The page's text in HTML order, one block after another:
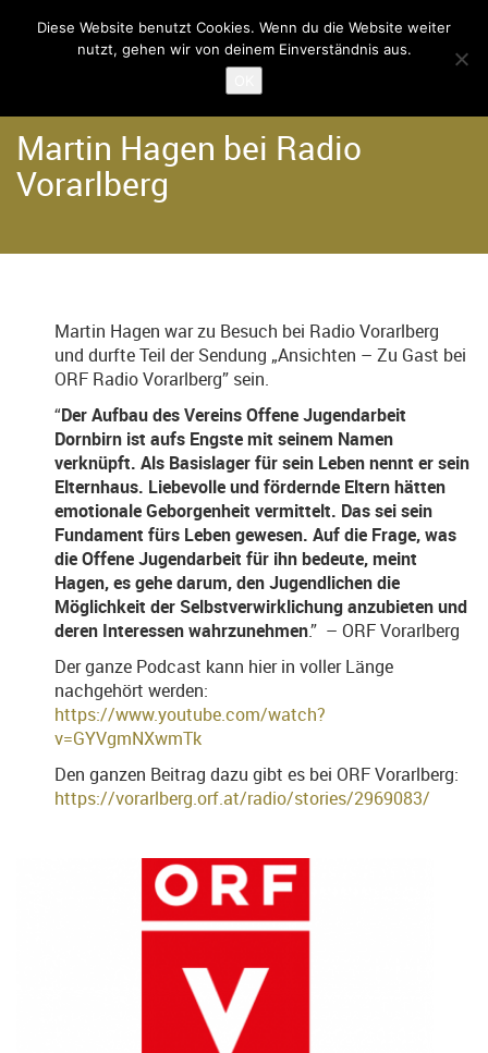
Der Verein
Martin Hagen bei Radio
Vorarlberg
Martin Hagen war zu Besuch bei Radio Vorarlberg
und durfte Teil der Sendung „Ansichten – Zu Gast bei
ORF Radio Vorarlberg” sein.
“Der Aufbau des Vereins Offene Jugendarbeit
Dornbirn ist aufs Engste mit seinem Namen
verknüpft. Als Basislager für sein Leben nennt er sein
Elternhaus. Liebevolle und fördernde Eltern hätten
emotionale Geborgenheit vermittelt. Das sei sein
Fundament fürs Leben gewesen. Auf die Frage, was
die Offene Jugendarbeit für ihn bedeute, meint
Hagen, es gehe darum, den Jugendlichen die
Möglichkeit der Selbstverwirklichung anzubieten und
deren Interessen wahrzunehmen.” – ORF Vorarlberg
Der ganze Podcast kann hier in voller Länge
nachgehört werden:
https://www.youtube.com/watch?
v=GYVgmNXwmTk
Den ganzen Beitrag dazu gibt es bei ORF Vorarlberg:
https://vorarlberg.orf.at/radio/stories/2969083/
Diese Website benutzt Cookies. Wenn du die Website weiter
nutzt, gehen wir von deinem Einverständnis aus.